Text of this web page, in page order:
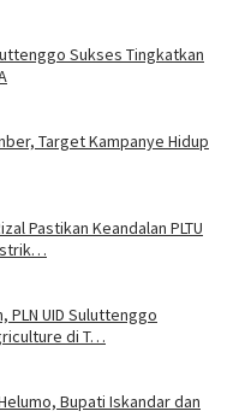
Sukses Tingkatkan
Target Kampanye Hidup
Pastikan Keandalan PLTU
PLN UID Suluttenggo
di T…
Bupati Iskandar dan